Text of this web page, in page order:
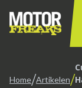
Home/Artikelen/